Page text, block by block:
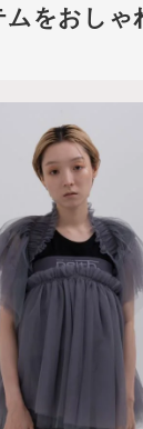
をおしゃ